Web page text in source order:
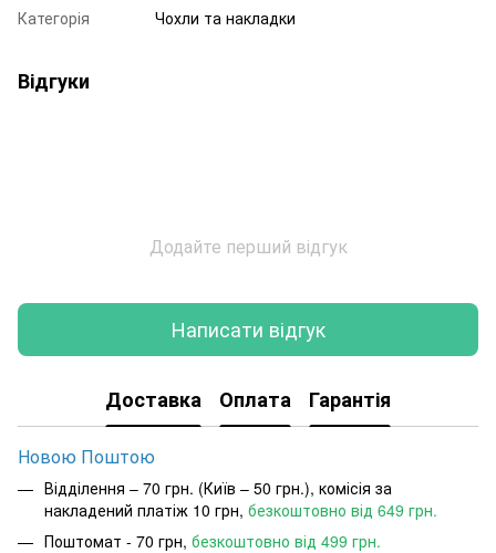
Категорія
Чохли та накладки
Відгуки
Додайте перший відгук
Написати відгук
Доставка Оплата Гарантія
Новою Поштою
Відділення – 70 грн. (Київ – 50 грн.), комісія за
накладений платіж 10 грн, безкоштовно від 649 грн.
Поштомат - 70 грн, безкоштовно від 499 грн.